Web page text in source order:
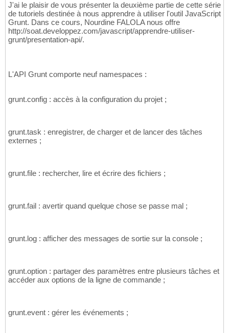
J'ai le plaisir de vous présenter la deuxième partie de cette série
de tutoriels destinée à nous apprendre à utiliser l'outil JavaScript
Grunt. Dans ce cours, Nourdine FALOLA nous offre
http://soat.developpez.com/javascript/apprendre-utiliser-
grunt/presentation-api/.
L'API Grunt comporte neuf namespaces :
grunt.config : accès à la configuration du projet ;
grunt.task : enregistrer, de charger et de lancer des tâches
externes ;
grunt.file : rechercher, lire et écrire des fichiers ;
grunt.fail : avertir quand quelque chose se passe mal ;
grunt.log : afficher des messages de sortie sur la console ;
grunt.option : partager des paramètres entre plusieurs tâches et
accéder aux options de la ligne de commande ;
grunt.event : gérer les événements ;